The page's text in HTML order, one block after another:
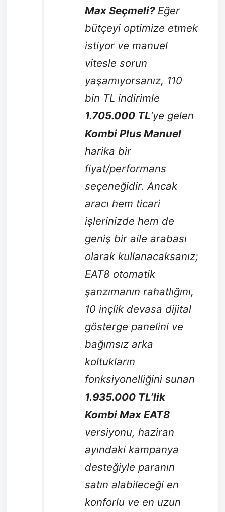
Max Seçmeli?Eğer
bütçeyi optimize etmek
istiyor ve manuel
vitesle sorun
yaşamıyorsanız, 110
bin TL indirimle
1.705.000 TL‘ye gelen
Kombi Plus Manuel
harika bir
fiyat/performans
seçeneğidir. Ancak
aracı hem ticari
işlerinizde hem de
geniş bir aile arabası
olarak kullanacaksanız;
EAT8 otomatik
şanzımanın rahatlığını,
10 inçlik devasa dijital
gösterge panelini ve
bağımsız arka
koltukların
fonksiyonelliğini sunan
1.935.000 TL’lik
Kombi Max EAT8
versiyonu, haziran
ayındaki kampanya
desteğiyle paranın
satın alabileceği en
konforlu ve en uzun